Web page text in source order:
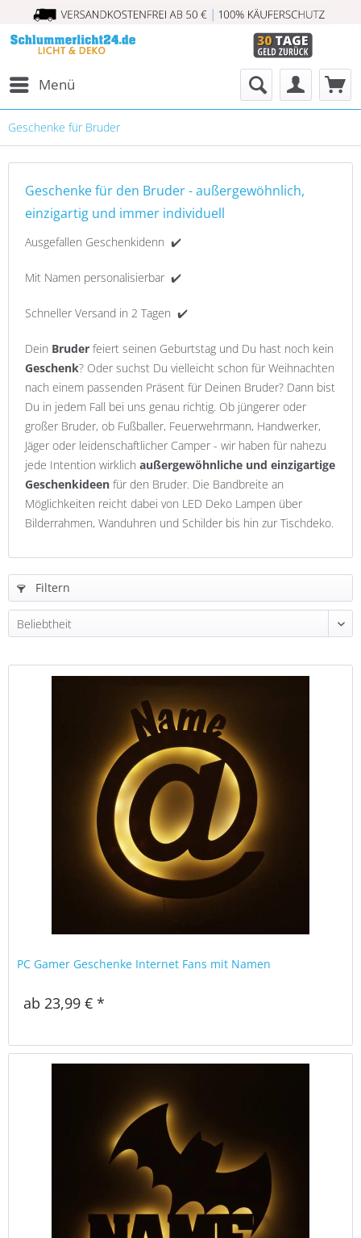
Menü
Geschenke für Bruder
Geschenke für den Bruder - außergewöhnlich,
einzigartig und immer individuell
Ausgefallen Geschenkidenn ✔️
Mit Namen personalisierbar ✔️
Schneller Versand in 2 Tagen ✔️
Dein Bruder feiert seinen Geburtstag und Du hast noch kein
Geschenk? Oder suchst Du vielleicht schon für Weihnachten
nach einem passenden Präsent für Deinen Bruder? Dann bist
Du in jedem Fall bei uns genau richtig. Ob jüngerer oder
großer Bruder, ob Fußballer, Feuerwehrmann, Handwerker,
Jäger oder leidenschaftlicher Camper - wir haben für nahezu
jede Intention wirklich außergewöhnliche und einzigartige
Geschenkideen für den Bruder. Die Bandbreite an
Möglichkeiten reicht dabei von LED Deko Lampen über
Bilderrahmen, Wanduhren und Schilder bis hin zur Tischdeko.
Filtern
PC Gamer Geschenke Internet Fans mit Namen
ab 23,99 € *